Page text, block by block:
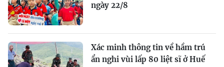
ngày 22/8
Xác minh thông tin về hầm trú
ẩn nghi vùi lấp 80 liệt sĩ ở Huế